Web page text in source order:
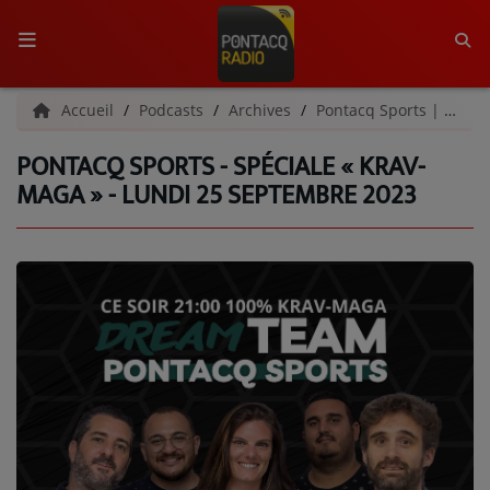
ACCUEIL
RADIO
L'ÉQUIPE
GRILLE DES PROGRAMMES
C'ÉTAIT QUOI CE TITRE ?
MÉDIAS
PODCASTS - SAISON 2026/2027
Accueil Podcasts Archives Pontacq Sports | Archives
PONTACQ SPORTS - SPÉCIALE « KRAV-
MAGA » - LUNDI 25 SEPTEMBRE 2023